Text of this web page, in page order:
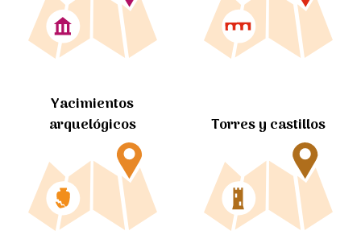
Yacimientos
arquelógicos
Torres y castillos